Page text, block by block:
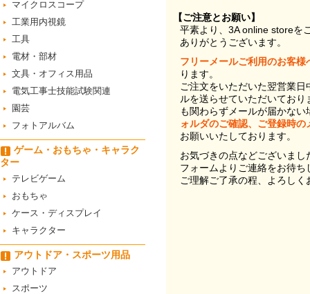
マイクロスコープ
工業用内視鏡
工具
電材・部材
文具・オフィス用品
電気工事士技能試験関連
園芸
フォトアルバム
ゲーム・おもちゃ・キャラク
ター
テレビゲーム
おもちゃ
ケース・ディスプレイ
キャラクター
アウトドア・スポーツ用品
アウトドア
スポーツ
【ご注意とお願い】
平素より、3A online storeを
ありがとうございます。
フリーメールご利用のお客様
ります。
ご注文をいただいた翌営業
ルを送らせていただいてお
も関わらずメールが届かない
ォルダのご確認、ご登録時
お願いいたしております。
お気づきの点などございま
フォームよりご連絡をお待ち
ご理解ご了承の程、よろし